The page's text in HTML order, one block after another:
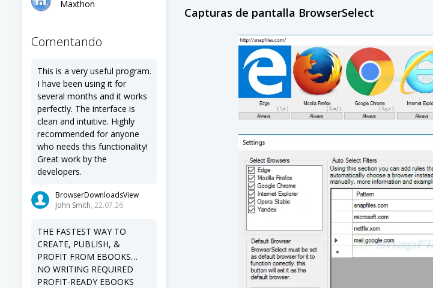
Maxthon
Comentando
This is a very useful program.
I have been using it for
several months and it works
perfectly. The interface is
clean and intuitive. Highly
recommended for anyone
who needs this functionality!
Great work by the
developers.
BrowserDownloadsView
John Smith, 22.07.26
THE FASTEST WAY TO
CREATE, PUBLISH, &
PROFIT FROM EBOOKS…
NO WRITING REQUIRED
PROFIT-READY EBOOKS
Capturas de pantalla BrowserSelect